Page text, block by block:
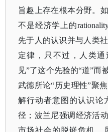
旨趣上存在根本分野。
不是经济学上的
先于人的认识并与人类
定律，只不过，人类
见”了这个先验的“道”而
武德所论“历史理性”聚
解行动者意图的认识论
径；波兰尼强调经济活
市场社会的脱嵌危机，